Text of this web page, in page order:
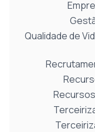
Qualidade de